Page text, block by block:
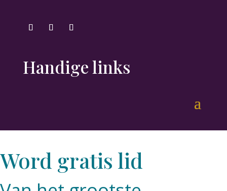
Handige links
Word gratis lid